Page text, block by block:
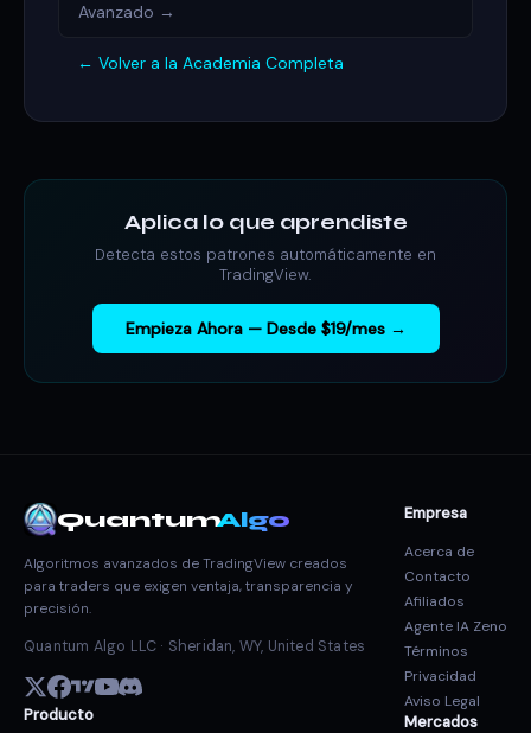
Avanzado →
← Volver a la Academia Completa
Aplica lo que aprendiste
Detecta estos patrones automáticamente en
TradingView.
Empieza Ahora — Desde $19/mes →
QuantumAlgo
Algoritmos avanzados de TradingView creados
para traders que exigen ventaja, transparencia y
precisión.
Quantum Algo LLC · Sheridan, WY, United States
Producto
Empresa
Acerca de
Contacto
Afiliados
Agente IA Zeno
Términos
Privacidad
Aviso Legal
Mercados